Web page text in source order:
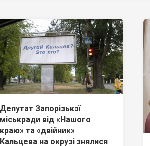
Депутат Запорізької
міськради від «Нашого
краю» та «двійник»
Кальцева на окрузі знялися